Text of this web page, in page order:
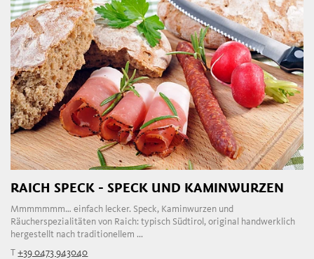
RAICH SPECK - SPECK UND KAMINWURZEN
Mmmmmmm… einfach lecker. Speck, Kaminwurzen und
Räucherspezialitäten von Raich: typisch Südtirol, original handwerklich
hergestellt nach traditionellem ...
T+39 0473 943040